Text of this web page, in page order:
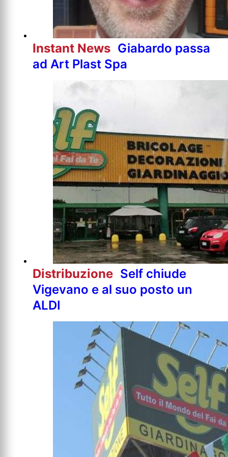
Instant News Giabardo passa
ad Art Plast Spa
Distribuzione Self chiude
Vigevano e al suo posto un
ALDI